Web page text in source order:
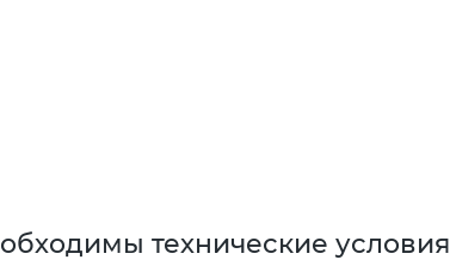
технические условия